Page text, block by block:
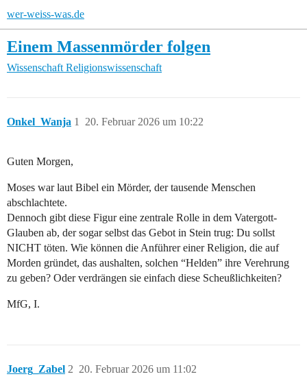
wer-weiss-was.de
Einem Massenmörder folgen
Wissenschaft Religionswissenschaft
Onkel_Wanja 20. Februar 2026 um 10:22
1
Guten Morgen,
Moses war laut Bibel ein Mörder, der tausende Menschen
abschlachtete.
Dennoch gibt diese Figur eine zentrale Rolle in dem Vatergott-
Glauben ab, der sogar selbst das Gebot in Stein trug: Du sollst
NICHT töten. Wie können die Anführer einer Religion, die auf
Morden gründet, das aushalten, solchen “Helden” ihre Verehrung
zu geben? Oder verdrängen sie einfach diese Scheußlichkeiten?
MfG, I.
Joerg_Zabel 20. Februar 2026 um 11:02
2